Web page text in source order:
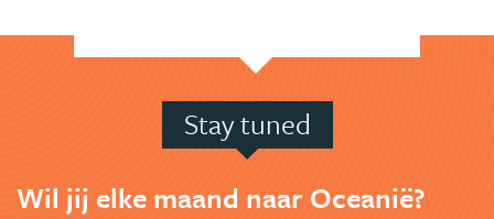
Stay tuned
Wil jij elke maand naar Oceanië?